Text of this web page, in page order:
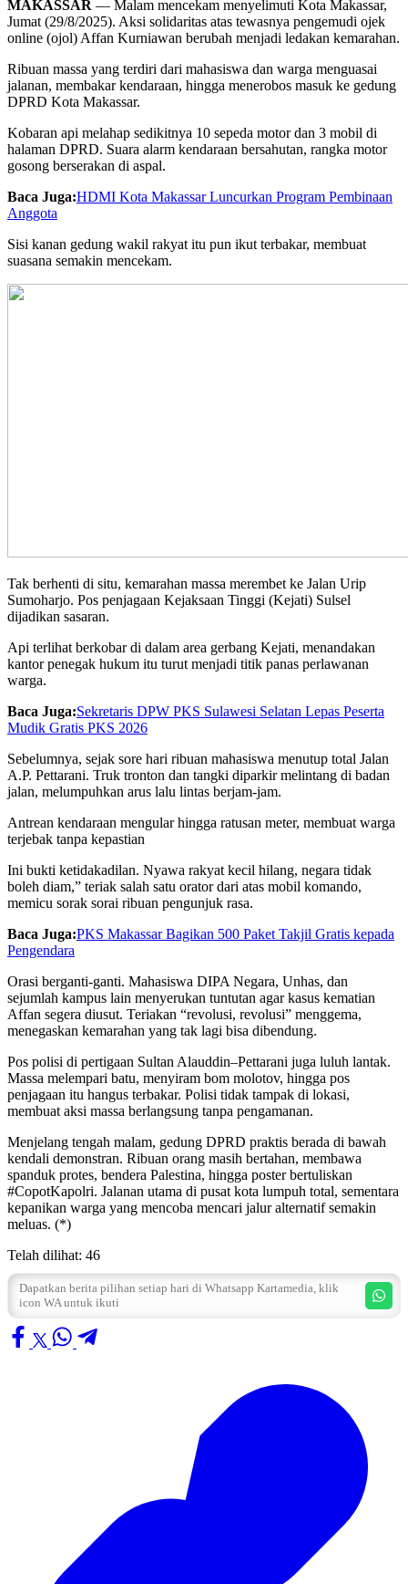
MAKASSAR — Malam mencekam menyelimuti Kota Makassar,
Jumat (29/8/2025). Aksi solidaritas atas tewasnya pengemudi ojek
online (ojol) Affan Kurniawan berubah menjadi ledakan kemarahan.
Ribuan massa yang terdiri dari mahasiswa dan warga menguasai
jalanan, membakar kendaraan, hingga menerobos masuk ke gedung
DPRD Kota Makassar.
Kobaran api melahap sedikitnya 10 sepeda motor dan 3 mobil di
halaman DPRD. Suara alarm kendaraan bersahutan, rangka motor
gosong berserakan di aspal.
Baca Juga:HDMI Kota Makassar Luncurkan Program Pembinaan
Anggota
Sisi kanan gedung wakil rakyat itu pun ikut terbakar, membuat
suasana semakin mencekam.
Tak berhenti di situ, kemarahan massa merembet ke Jalan Urip
Sumoharjo. Pos penjagaan Kejaksaan Tinggi (Kejati) Sulsel
dijadikan sasaran.
Api terlihat berkobar di dalam area gerbang Kejati, menandakan
kantor penegak hukum itu turut menjadi titik panas perlawanan
warga.
Baca Juga:Sekretaris DPW PKS Sulawesi Selatan Lepas Peserta
Mudik Gratis PKS 2026
Sebelumnya, sejak sore hari ribuan mahasiswa menutup total Jalan
A.P. Pettarani. Truk tronton dan tangki diparkir melintang di badan
jalan, melumpuhkan arus lalu lintas berjam-jam.
Antrean kendaraan mengular hingga ratusan meter, membuat warga
terjebak tanpa kepastian
Ini bukti ketidakadilan. Nyawa rakyat kecil hilang, negara tidak
boleh diam,” teriak salah satu orator dari atas mobil komando,
memicu sorak sorai ribuan pengunjuk rasa.
Baca Juga:PKS Makassar Bagikan 500 Paket Takjil Gratis kepada
Pengendara
Orasi berganti-ganti. Mahasiswa DIPA Negara, Unhas, dan
sejumlah kampus lain menyerukan tuntutan agar kasus kematian
Affan segera diusut. Teriakan “revolusi, revolusi” menggema,
menegaskan kemarahan yang tak lagi bisa dibendung.
Pos polisi di pertigaan Sultan Alauddin–Pettarani juga luluh lantak.
Massa melempari batu, menyiram bom molotov, hingga pos
penjagaan itu hangus terbakar. Polisi tidak tampak di lokasi,
membuat aksi massa berlangsung tanpa pengamanan.
Menjelang tengah malam, gedung DPRD praktis berada di bawah
kendali demonstran. Ribuan orang masih bertahan, membawa
spanduk protes, bendera Palestina, hingga poster bertuliskan
#CopotKapolri. Jalanan utama di pusat kota lumpuh total, sementara
kepanikan warga yang mencoba mencari jalur alternatif semakin
meluas. (*)
Telah dilihat: 46
Dapatkan berita pilihan setiap hari di Whatsapp Kartamedia, klik
icon WA untuk ikuti